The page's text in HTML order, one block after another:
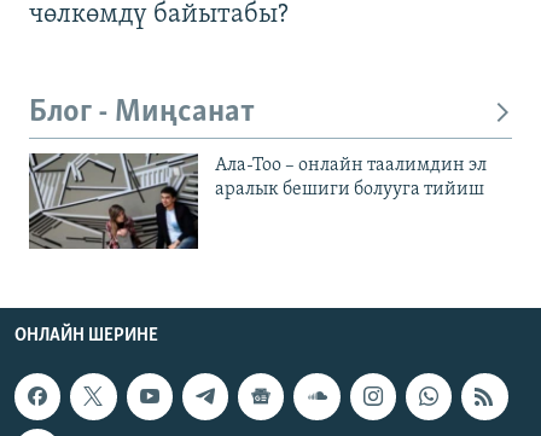
чөлкөмдү байытабы?
Блог - Миңсанат
Ала-Тоо – онлайн таалимдин эл
аралык бешиги болууга тийиш
ОНЛАЙН ШЕРИНЕ